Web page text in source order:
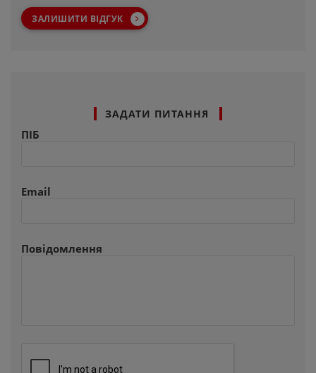
ЗАЛИШИТИ ВІДГУК
ЗАДАТИ ПИТАННЯ
ПІБ
Email
Повідомлення